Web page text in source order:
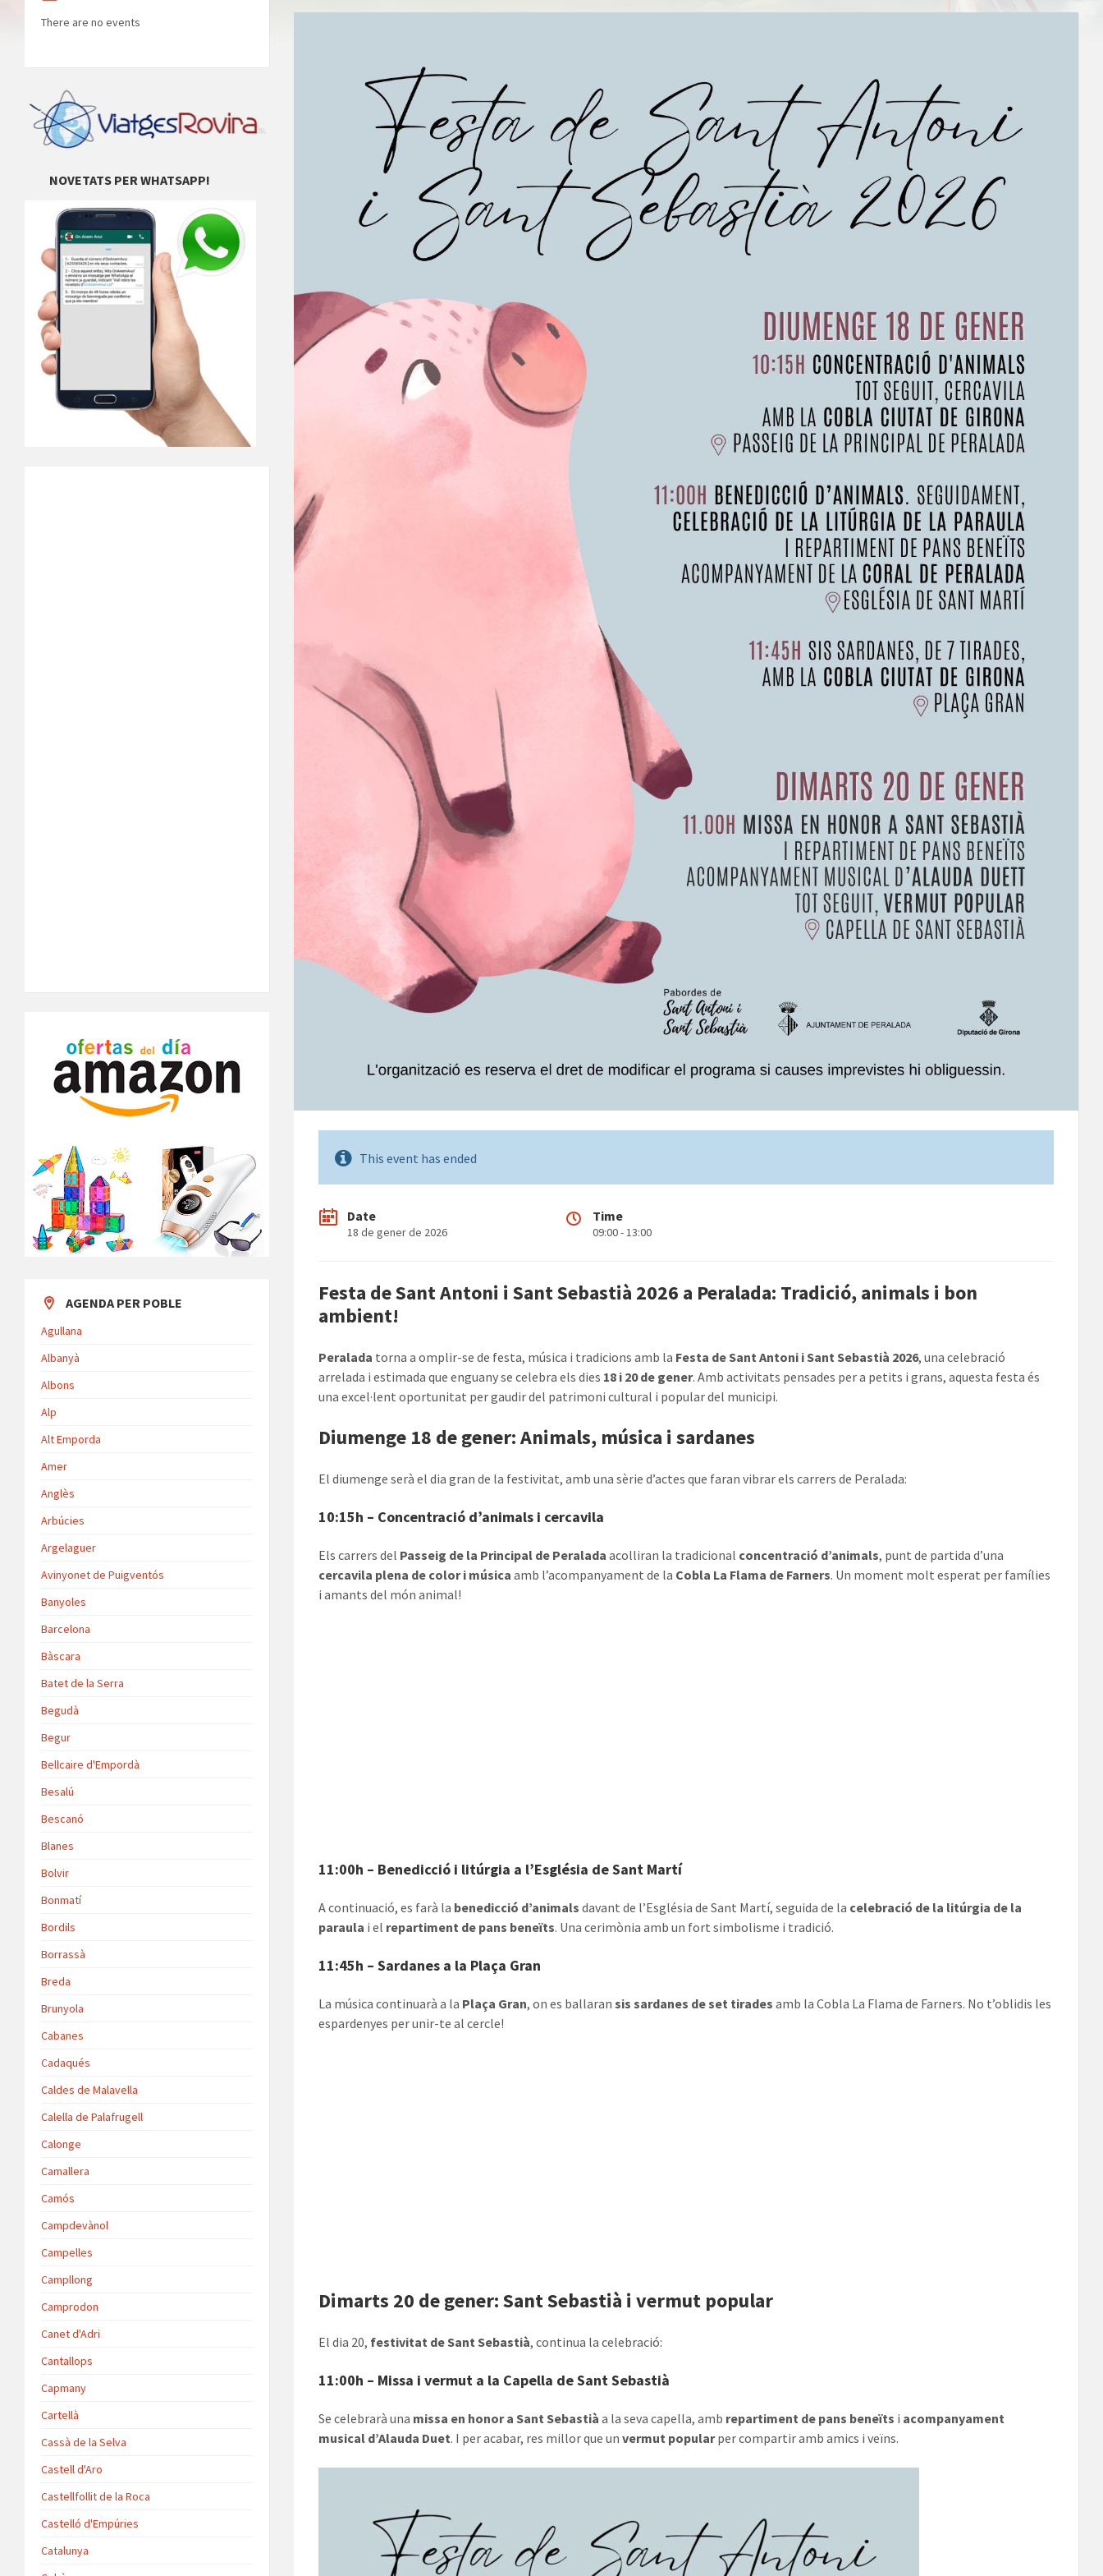
This event has ended
Date
18 de gener de 2026
Time
09:00 - 13:00
Festa de Sant Antoni i Sant Sebastià 2026 a Peralada: Tradició, animals i bon
ambient!
Peralada torna a omplir-se de festa, música i tradicions amb la Festa de Sant Antoni i Sant Sebastià 2026, una celebració
arrelada i estimada que enguany se celebra els dies 18 i 20 de gener. Amb activitats pensades per a petits i grans, aquesta festa és
una excel·lent oportunitat per gaudir del patrimoni cultural i popular del municipi.
Diumenge 18 de gener: Animals, música i sardanes
El diumenge serà el dia gran de la festivitat, amb una sèrie d’actes que faran vibrar els carrers de Peralada:
10:15h – Concentració d’animals i cercavila
Els carrers del Passeig de la Principal de Peralada acolliran la tradicional concentració d’animals, punt de partida d’una
cercavila plena de color i música amb l’acompanyament de la Cobla La Flama de Farners. Un moment molt esperat per famílies
i amants del món animal!
11:00h – Benedicció i litúrgia a l’Església de Sant Martí
A continuació, es farà la benedicció d’animals davant de l’Església de Sant Martí, seguida de la celebració de la litúrgia de la
paraula i el repartiment de pans beneïts. Una cerimònia amb un fort simbolisme i tradició.
11:45h – Sardanes a la Plaça Gran
La música continuarà a la Plaça Gran, on es ballaransis sardanes de set tirades amb la Cobla La Flama de Farners. No t’oblidis les
espardenyes per unir-te al cercle!
Dimarts 20 de gener: Sant Sebastià i vermut popular
El dia 20, festivitat de Sant Sebastià, continua la celebració:
11:00h – Missa i vermut a la Capella de Sant Sebastià
Se celebrarà una missa en honor a Sant Sebastià a la seva capella, amb repartiment de pans beneïts i acompanyament
musical d’Alauda Duet. I per acabar, res millor que unvermut popularper compartir amb amics i veïns.
There are no events
NOVETATS PER WHATSAPP!
AGENDA PER POBLE
Agullana
Albanyà
Albons
Alp
Alt Emporda
Amer
Anglès
Arbúcies
Argelaguer
Avinyonet de Puigventós
Banyoles
Barcelona
Bàscara
Batet de la Serra
Begudà
Begur
Bellcaire d'Empordà
Besalú
Bescanó
Blanes
Bolvir
Bonmatí
Bordils
Borrassà
Breda
Brunyola
Cabanes
Cadaqués
Caldes de Malavella
Calella de Palafrugell
Calonge
Camallera
Camós
Campdevànol
Campelles
Campllong
Camprodon
Canet d'Adri
Cantallops
Capmany
Cartellà
Cassà de la Selva
Castell d'Aro
Castellfollit de la Roca
Castelló d'Empúries
Catalunya